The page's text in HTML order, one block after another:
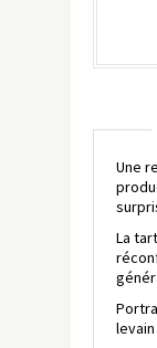
Une
La
levain